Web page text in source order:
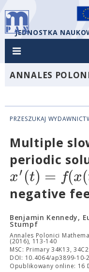
JEDNOSTKA
ANNALES
PRZESZUKAJ
Multiple
periodic
x′(t) = f(x(
negative
Benjamin Kennedy,
Stumpf
Annales Polonici
(2016), 113-140
MSC: Primary 34K13,
DOI: 10.4064/ap3899-10-
Opublikowany online: 16